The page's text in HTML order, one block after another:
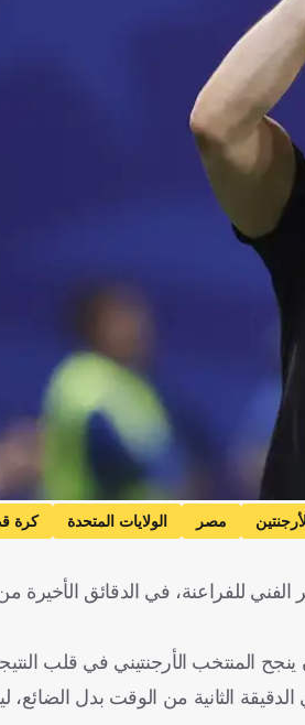
مصر الولايات المتحدة كرة
في الدقائق الأخيرة من
الأرجنتيني في قلب النتيجة
الثانية من الوقت بدل الضائع،